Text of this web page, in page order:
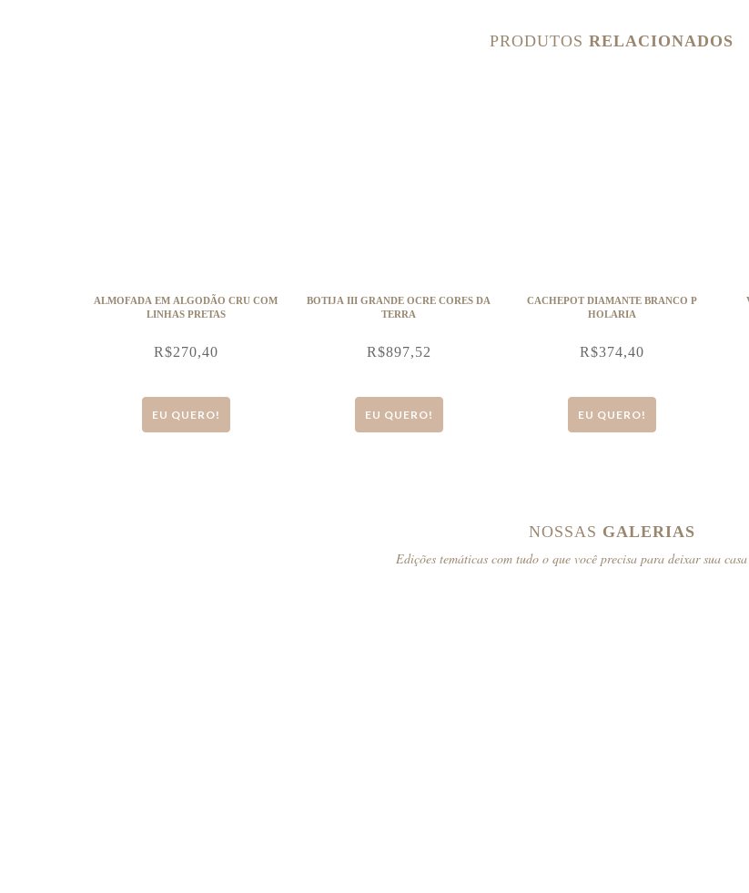
PRODUTOS RELACIONADOS
ALMOFADA EM ALGODÃO CRU COM
LINHAS PRETAS
R$270,40
EU QUERO!
BOTIJA III GRANDE OCRE CORES DA
TERRA
R$897,52
EU QUERO!
CACHEPOT DIAMANTE BRANCO P
HOLARIA
R$374,40
EU QUERO!
NOSSAS GALERIAS
Edições temáticas com tudo o que você precisa para deixar sua